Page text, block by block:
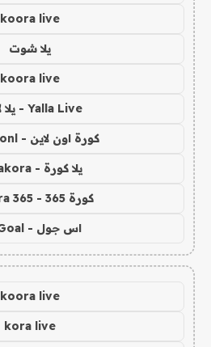
koora live
يلا شوت
koora live
Yalla Live - يلا لايف
كورة اون لاين - koora onl
يلا كورة - yallakora
كورة 365 - kooora 365
اس جول - AS Goal
koora live
kora live